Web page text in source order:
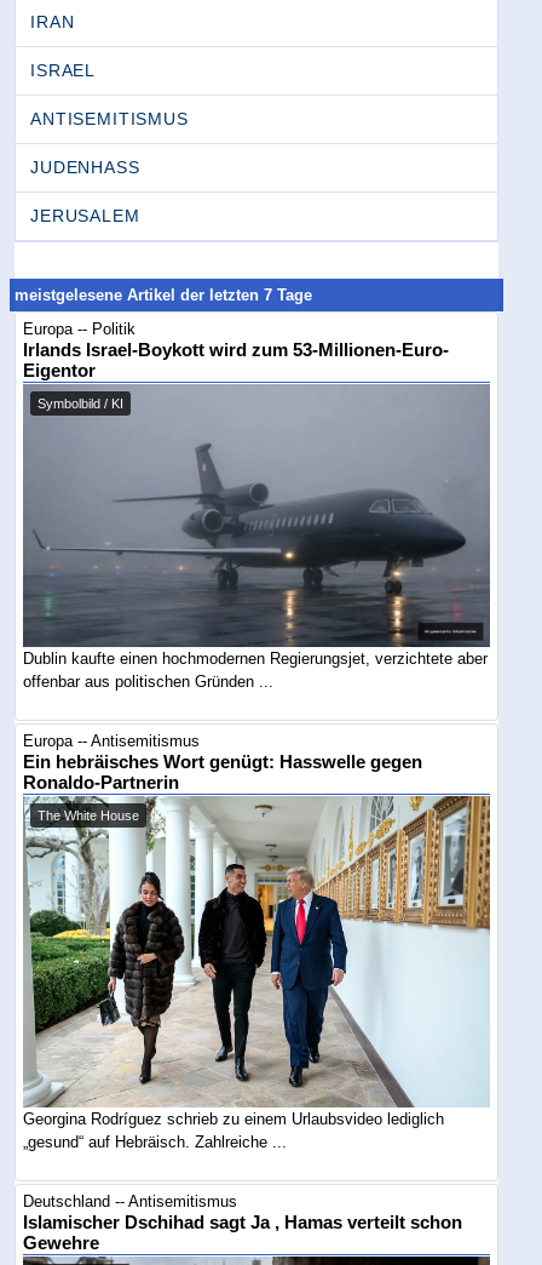
IRAN
ISRAEL
ANTISEMITISMUS
JUDENHASS
JERUSALEM
meistgelesene Artikel der letzten 7 Tage
Europa -- Politik
Irlands Israel-Boykott wird zum 53-Millionen-Euro-
Eigentor
Symbolbild / KI
Dublin kaufte einen hochmodernen Regierungsjet, verzichtete aber
offenbar aus politischen Gründen ...
Europa -- Antisemitismus
Ein hebräisches Wort genügt: Hasswelle gegen
Ronaldo-Partnerin
The White House
Georgina Rodríguez schrieb zu einem Urlaubsvideo lediglich
„gesund“ auf Hebräisch. Zahlreiche ...
Deutschland -- Antisemitismus
Islamischer Dschihad sagt Ja , Hamas verteilt schon
Gewehre